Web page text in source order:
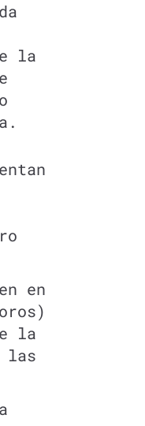
la
en
la
las